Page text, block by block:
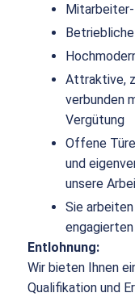
Attraktive,
verbunden
Vergütung
Offene
und
unsere
Sie
Entlohnung:
Wir bieten Ihnen
Qualifikation und